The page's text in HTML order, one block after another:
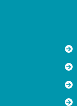
F
o
t
e